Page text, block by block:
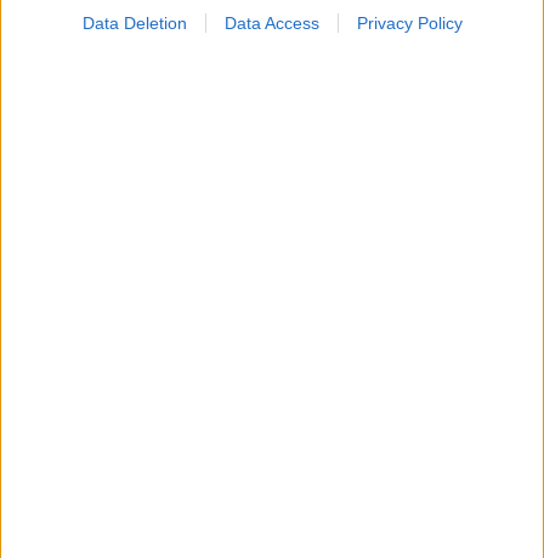
Data Deletion Data Access Privacy Policy